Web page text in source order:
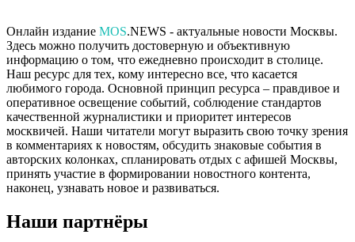
Онлайн издание MOS.NEWS - актуальные новости Москвы.
Здесь можно получить достоверную и объективную
информацию о том, что ежедневно происходит в столице.
Наш ресурс для тех, кому интересно все, что касается
любимого города. Основной принцип ресурса – правдивое и
оперативное освещение событий, соблюдение стандартов
качественной журналистики и приоритет интересов
москвичей. Наши читатели могут выразить свою точку зрения
в комментариях к новостям, обсудить знаковые события в
авторских колонках, спланировать отдых с афишей Москвы,
принять участие в формировании новостного контента,
наконец, узнавать новое и развиваться.
Наши партнёры